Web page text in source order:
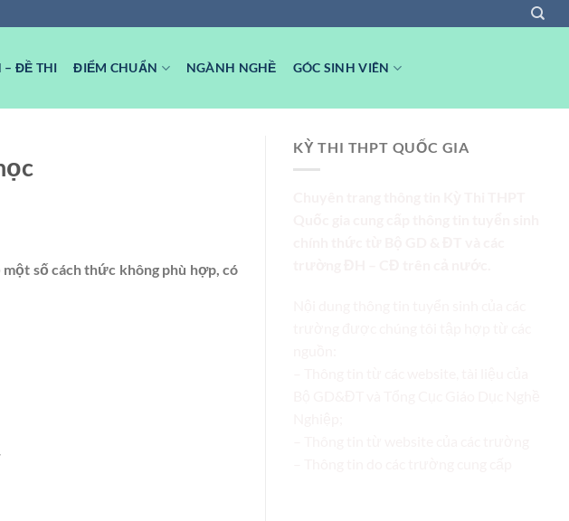
– ĐỀ THI ĐIỂM CHUẨN NGÀNH NGHỀ GÓC SINH VIÊN
số cách thức không phù hợp, có
KỲ THI THPT QUỐC GIA